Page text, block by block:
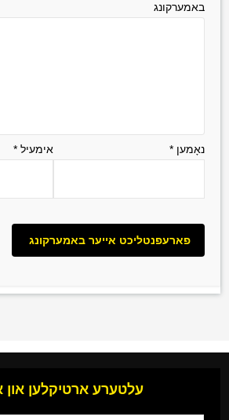
באמערקונג
נאָמען * אימעיל *
עלטערע ארטיקלען און